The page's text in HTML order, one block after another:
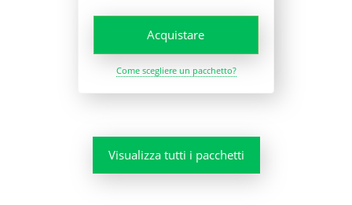
Acquistare
Come scegliere un pacchetto?
Visualizza tutti i pacchetti